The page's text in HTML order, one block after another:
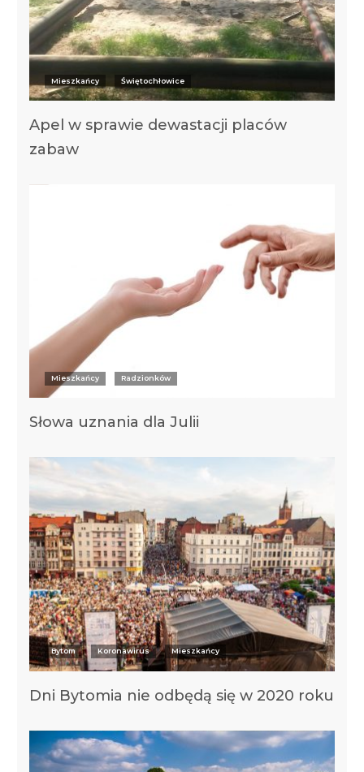
Mieszkańcy Świętochłowice
Apel w sprawie dewastacji placów
zabaw
Mieszkańcy Radzionków
Słowa uznania dla Julii
Bytom Koronawirus Mieszkańcy
Dni Bytomia nie odbędą się w 2020 roku